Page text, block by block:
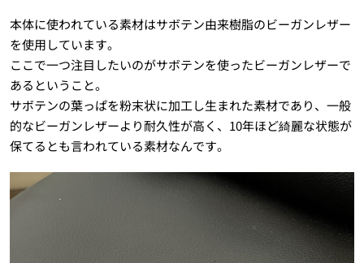
本体に使われている素材はサボテン由来樹脂のビーガンレザー
を使用しています。
ここで一つ注目したいのがサボテンを使ったビーガンレザーで
あるということ。
サボテンの葉っぱを粉末状に加工し生まれた素材であり、一般
的なビーガンレザーより耐久性が高く、10年ほど綺麗な状態が
保てるとも言われている素材なんです。